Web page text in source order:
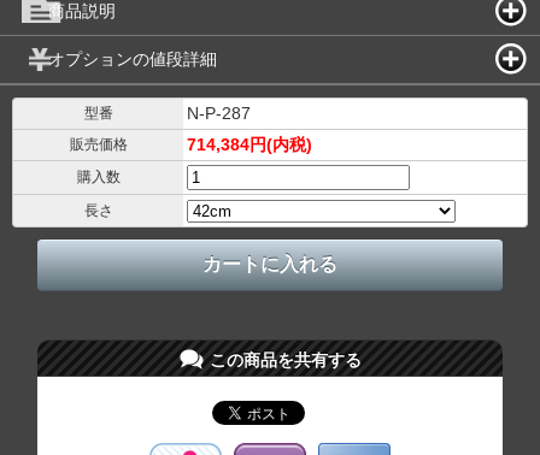
商品説明
オプションの値段詳細
型番 N-P-287
販売価格 714,384円(内税)
購入数
長さ
この商品を共有する